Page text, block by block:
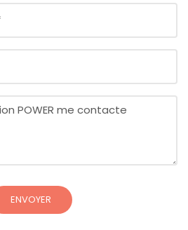
ENVOYER